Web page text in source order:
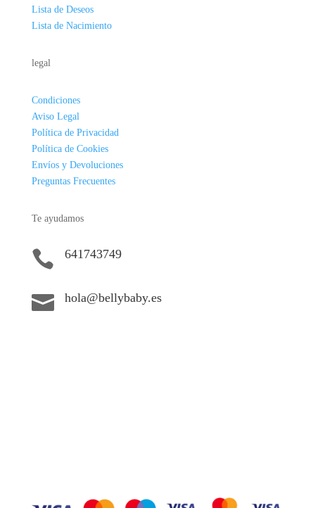
Lista de Deseos
Lista de Nacimiento
legal
Condiciones
Aviso Legal
Política de Privacidad
Política de Cookies
Envíos y Devoluciones
Preguntas Frecuentes
Te ayudamos
 641743749
 hola@bellybaby.es